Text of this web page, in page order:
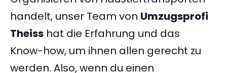
handelt, unser Team von Umzugsprofi
Theiss hat die Erfahrung und das
Know-how, um ihnen allen gerecht zu
werden. Also, wenn du einen